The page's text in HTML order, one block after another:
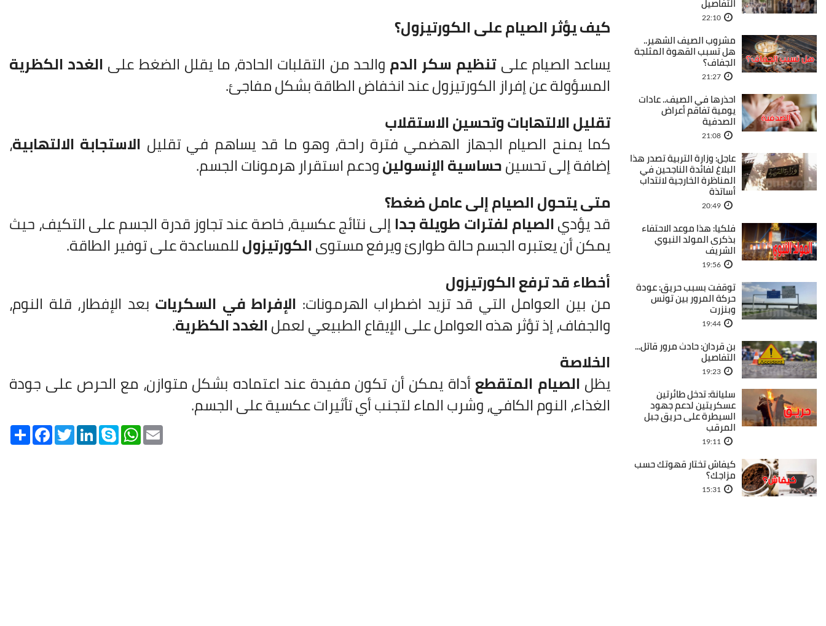
كيف يؤثر الصيام على الكورتيزول؟
يساعد الصيام علىتنظيم سكر الدم والحد من التقلبات الحادة، ما يقلل الضغط على الغدد الكظرية
المسؤولة عن إفراز الكورتيزول عند انخفاض الطاقة بشكل مفاجئ.
تقليل الالتهابات وتحسين الاستقلاب
كما يمنح الصيام الجهاز الهضمي فترة راحة، وهو ما قد يساهم في تقليل الاستجابة الالتهابية،
إضافة إلى تحسينحساسية الإنسولينودعم استقرار هرمونات الجسم.
متى يتحول الصيام إلى عامل ضغط؟
قد يؤديالصيام لفترات طويلة جداإلى نتائج عكسية، خاصة عند تجاوز قدرة الجسم على التكيف، حيث
يمكن أن يعتبره الجسم حالة طوارئ ويرفع مستوىالكورتيزولللمساعدة على توفير الطاقة.
أخطاء قد ترفع الكورتيزول
من بين العوامل التي قد تزيد اضطراب الهرمونات: الإفراط في السكريات بعد الإفطار، قلة النوم،
والجفاف، إذ تؤثر هذه العوامل على الإيقاع الطبيعي لعملالغدد الكظرية.
الخلاصة
يظل الصيام المتقطعأداة يمكن أن تكون مفيدة عند اعتماده بشكل متوازن، مع الحرص على جودة
الغذاء، النوم الكافي، وشرب الماء لتجنب أي تأثيرات عكسية على الجسم.
Share FacebookTwitterLinkedInSkype WhatsApp
22:10
مشروب الصيف الشهير..
هل تسبب القهوة المثلجة
الجفاف؟
21:27
احذرها في الصيف.. عادات
يومية تفاقم أعراض
الصدفية
21:08
عاجل: وزارة التربية تصدر هذا
البلاغ لفائدة الناجحين في
المناظرة الخارجية لانتداب
أساتذة
20:49
فلكيا: هذا موعد الاحتفاء
بذكرى المولد النبوي
الشريف
19:56
توقفت بسبب حريق: عودة
حركة المرور بين تونس
وبنزرت
19:44
بن قردان: حادث مرور قاتل...
التفاصيل
19:23
سليانة: تدخل طائرتين
عسكريتين لدعم جهود
السيطرة على حريق جبل
المرقب
19:11
كيفاش تختار قهوتك حسب
مزاجك؟
15:31